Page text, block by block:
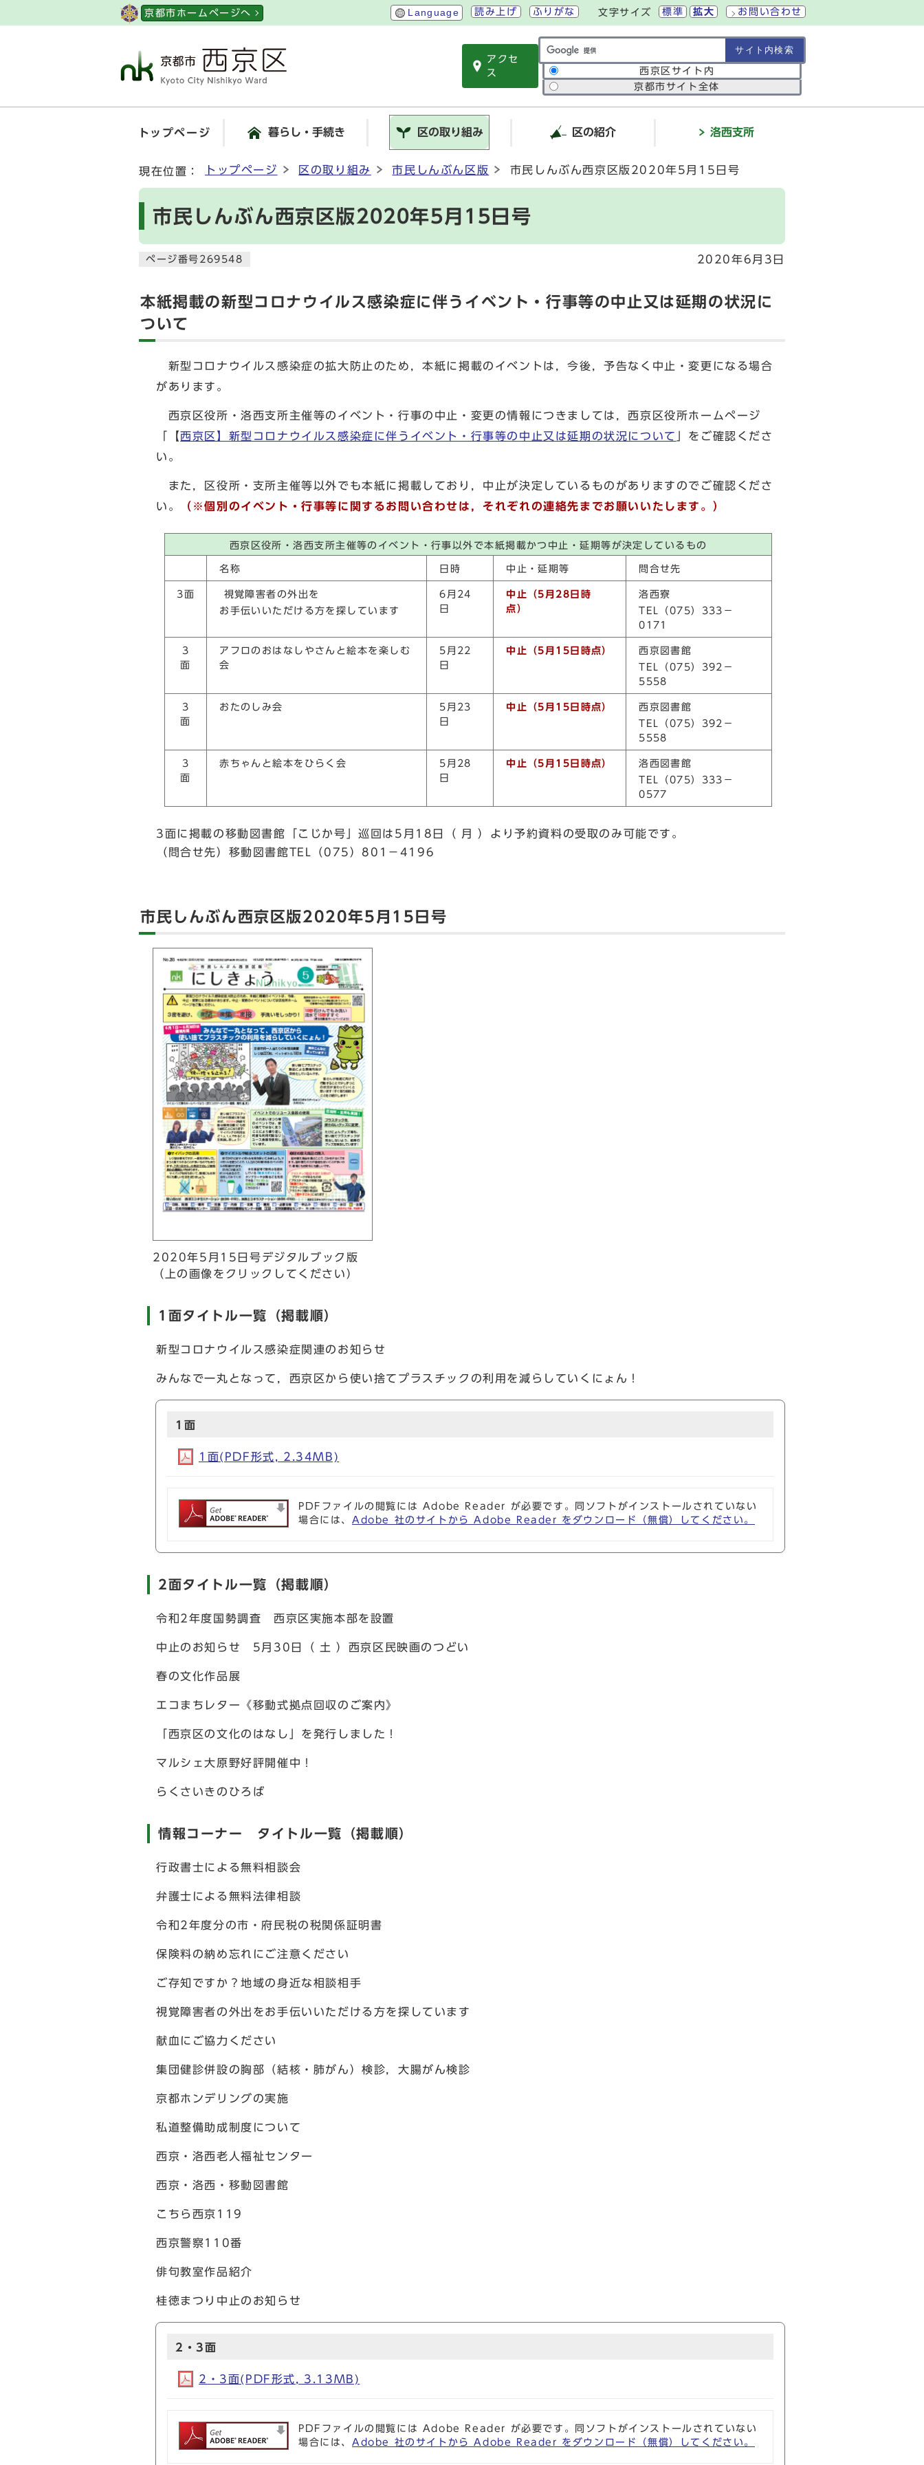
京都市ホームページへ Language 読み上げ ふりがな 文字サイズ 標準 拡大 お問い合わせ
アクセ
ス
サイト内検索の範囲
西京区サイト内
京都市サイト全体
トップページ 暮らし・手続き 区の取り組み 区の紹介 洛西支所
現在位置： トップページ 区の取り組み 市民しんぶん区版 市民しんぶん西京区版2020年5月15日号
市民しんぶん西京区版2020年5月15日号
ページ番号269548 2020年6月3日
本紙掲載の新型コロナウイルス感染症に伴うイベント・行事等の中止又は延期の状況に
ついて
新型コロナウイルス感染症の拡大防止のため，本紙に掲載のイベントは，今後，予告なく中止・変更になる場合
があります。
西京区役所・洛西支所主催等のイベント・行事の中止・変更の情報につきましては，西京区役所ホームページ
「【西京区】新型コロナウイルス感染症に伴うイベント・行事等の中止又は延期の状況について
」をご確認くださ
い。
また，区役所・支所主催等以外でも本紙に掲載しており，中止が決定しているものがありますのでご確認くださ
い。
（※個別のイベント・行事等に関するお問い合わせは，それぞれの連絡先までお願いいたします。）
西京区役所・洛西支所主催等のイベント・行事以外で本紙掲載かつ中止・延期等が決定しているもの
名称 日時 中止・延期等 問合せ先
3面
視覚障害者の外出を
お手伝いいただける方を探しています
6月24
日
中止（5月28日時
点）
洛西寮
TEL（075）333－
0171
3
面
アフロのおはなしやさんと絵本を楽しむ
会
5月22
日
中止（5月15日時点）
西京図書館
TEL（075）392－
5558
3
面
おたのしみ会
5月23
日
中止（5月15日時点）
西京図書館
TEL（075）392－
5558
3
面
赤ちゃんと絵本をひらく会
5月28
日
中止（5月15日時点）
洛西図書館
TEL（075）333－
0577
3面に掲載の移動図書館「こじか号」巡回は5月18日（ 月 ）より予約資料の受取のみ可能です。
（問合せ先）移動図書館TEL（075）801－4196
市民しんぶん西京区版2020年5月15日号
2020年5月15日号デジタルブック版
（上の画像をクリックしてください）
1面タイトル一覧（掲載順）
新型コロナウイルス感染症関連のお知らせ
みんなで一丸となって，西京区から使い捨てプラスチックの利用を減らしていくにょん！
1面
1面(PDF形式, 2.34MB)
PDFファイルの閲覧には Adobe Reader が必要です。同ソフトがインストールされていない
場合には、 Adobe 社のサイトから Adobe Reader をダウンロード（無償）してください。
2面タイトル一覧（掲載順）
令和2年度国勢調査 西京区実施本部を設置
中止のお知らせ 5月30日（ 土 ）西京区民映画のつどい
春の文化作品展
エコまちレター《移動式拠点回収のご案内》
「西京区の文化のはなし」を発行しました！
マルシェ大原野好評開催中！
らくさいきのひろば
情報コーナー タイトル一覧（掲載順）
行政書士による無料相談会
弁護士による無料法律相談
令和2年度分の市・府民税の税関係証明書
保険料の納め忘れにご注意ください
ご存知ですか？地域の身近な相談相手
視覚障害者の外出をお手伝いいただける方を探しています
献血にご協力ください
集団健診併設の胸部（結核・肺がん）検診，大腸がん検診
京都ホンデリングの実施
私道整備助成制度について
西京・洛西老人福祉センター
西京・洛西・移動図書館
こちら西京119
西京警察110番
俳句教室作品紹介
桂徳まつり中止のお知らせ
2・3面
2・3面(PDF形式, 3.13MB)
PDFファイルの閲覧には Adobe Reader が必要です。同ソフトがインストールされていない
場合には、 Adobe 社のサイトから Adobe Reader をダウンロード（無償）してください。